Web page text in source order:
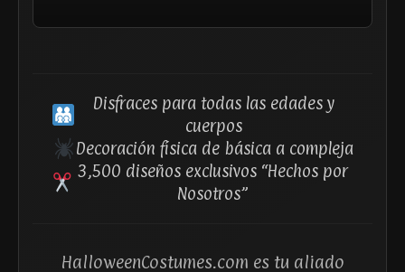
Disfraces para todas las edades y
cuerpos
Decoración física de básica a compleja
3,500 diseños exclusivos “Hechos por
Nosotros”
HalloweenCostumes.com es tu aliado